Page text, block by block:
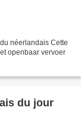
néerlandais Cette
openbaar vervoer
du jour